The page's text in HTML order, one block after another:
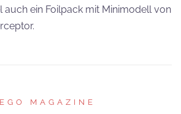
auch ein Foilpack mit Minimodell von
MAGAZINE